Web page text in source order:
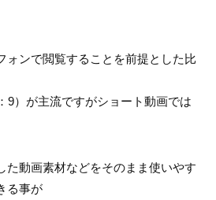
ォンで閲覧することを前提とした比
9）が主流ですがショート動画では
た動画素材などをそのまま使いやす
る事が